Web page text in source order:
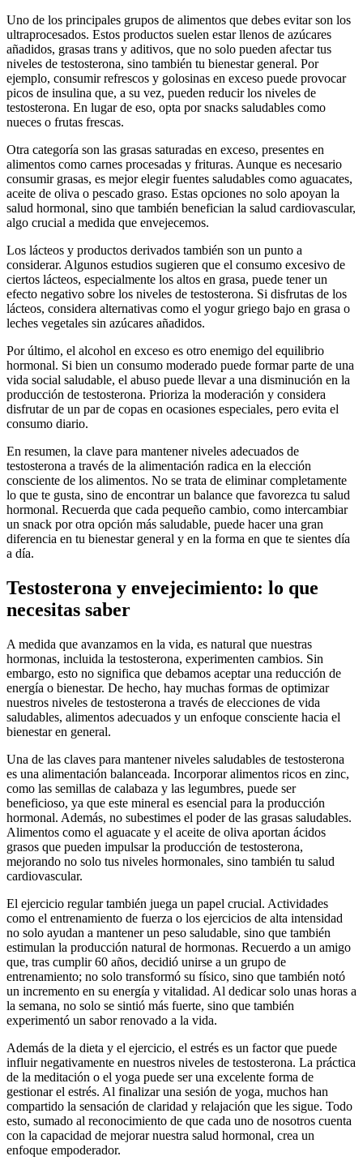
Uno de los principales grupos de alimentos que debes evitar son los
ultraprocesados. Estos productos suelen estar llenos de azúcares
añadidos, grasas trans y aditivos, que no solo pueden afectar tus
niveles de testosterona, sino también tu bienestar general. Por
ejemplo, consumir refrescos y golosinas en exceso puede provocar
picos de insulina que, a su vez, pueden reducir los niveles de
testosterona. En lugar de eso, opta por snacks saludables como
nueces o frutas frescas.
Otra categoría son las grasas saturadas en exceso, presentes en
alimentos como carnes procesadas y frituras. Aunque es necesario
consumir grasas, es mejor elegir fuentes saludables como aguacates,
aceite de oliva o pescado graso. Estas opciones no solo apoyan la
salud hormonal, sino que también benefician la salud cardiovascular,
algo crucial a medida que envejecemos.
Los lácteos y productos derivados también son un punto a
considerar. Algunos estudios sugieren que el consumo excesivo de
ciertos lácteos, especialmente los altos en grasa, puede tener un
efecto negativo sobre los niveles de testosterona. Si disfrutas de los
lácteos, considera alternativas como el yogur griego bajo en grasa o
leches vegetales sin azúcares añadidos.
Por último, el alcohol en exceso es otro enemigo del equilibrio
hormonal. Si bien un consumo moderado puede formar parte de una
vida social saludable, el abuso puede llevar a una disminución en la
producción de testosterona. Prioriza la moderación y considera
disfrutar de un par de copas en ocasiones especiales, pero evita el
consumo diario.
En resumen, la clave para mantener niveles adecuados de
testosterona a través de la alimentación radica en la elección
consciente de los alimentos. No se trata de eliminar completamente
lo que te gusta, sino de encontrar un balance que favorezca tu salud
hormonal. Recuerda que cada pequeño cambio, como intercambiar
un snack por otra opción más saludable, puede hacer una gran
diferencia en tu bienestar general y en la forma en que te sientes día
a día.
Testosterona y envejecimiento: lo que
necesitas saber
A medida que avanzamos en la vida, es natural que nuestras
hormonas, incluida la testosterona, experimenten cambios. Sin
embargo, esto no significa que debamos aceptar una reducción de
energía o bienestar. De hecho, hay muchas formas de optimizar
nuestros niveles de testosterona a través de elecciones de vida
saludables, alimentos adecuados y un enfoque consciente hacia el
bienestar en general.
Una de las claves para mantener niveles saludables de testosterona
es una alimentación balanceada. Incorporar alimentos ricos en zinc,
como las semillas de calabaza y las legumbres, puede ser
beneficioso, ya que este mineral es esencial para la producción
hormonal. Además, no subestimes el poder de las grasas saludables.
Alimentos como el aguacate y el aceite de oliva aportan ácidos
grasos que pueden impulsar la producción de testosterona,
mejorando no solo tus niveles hormonales, sino también tu salud
cardiovascular.
El ejercicio regular también juega un papel crucial. Actividades
como el entrenamiento de fuerza o los ejercicios de alta intensidad
no solo ayudan a mantener un peso saludable, sino que también
estimulan la producción natural de hormonas. Recuerdo a un amigo
que, tras cumplir 60 años, decidió unirse a un grupo de
entrenamiento; no solo transformó su físico, sino que también notó
un incremento en su energía y vitalidad. Al dedicar solo unas horas a
la semana, no solo se sintió más fuerte, sino que también
experimentó un sabor renovado a la vida.
Además de la dieta y el ejercicio, el estrés es un factor que puede
influir negativamente en nuestros niveles de testosterona. La práctica
de la meditación o el yoga puede ser una excelente forma de
gestionar el estrés. Al finalizar una sesión de yoga, muchos han
compartido la sensación de claridad y relajación que les sigue. Todo
esto, sumado al reconocimiento de que cada uno de nosotros cuenta
con la capacidad de mejorar nuestra salud hormonal, crea un
enfoque empoderador.